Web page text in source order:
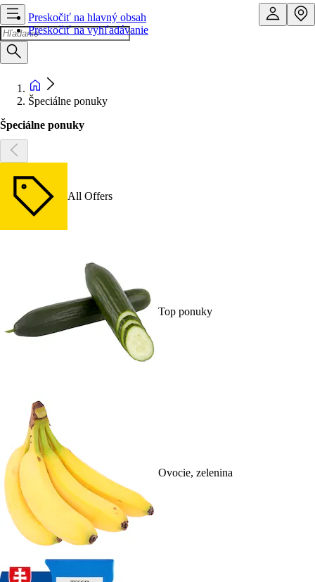
Preskočiť na hlavný obsah
Preskočiť na vyhľadávanie
Špeciálne ponuky
Špeciálne ponuky
All Offers
Top ponuky
Ovocie, zelenina